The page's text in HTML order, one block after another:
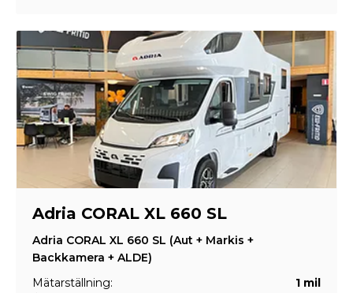
Adria CORAL XL 660 SL
Adria CORAL XL 660 SL (Aut + Markis +
Backkamera + ALDE)
Mätarställning:
1 mil